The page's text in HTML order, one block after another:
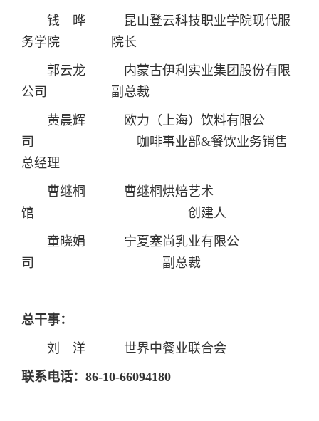
钱 晔 昆山登云科技职业学院现代服
务学院 院长
郭云龙 内蒙古伊利实业集团股份有限
公司 副总裁
黄晨辉 欧力（上海）饮料有限公
司 咖啡事业部&餐饮业务销售
总经理
曹继桐 曹继桐烘焙艺术
馆 创建人
童晓娟 宁夏塞尚乳业有限公
司 副总裁
总干事：
刘 洋 世界中餐业联合会
联系电话：86-10-66094180